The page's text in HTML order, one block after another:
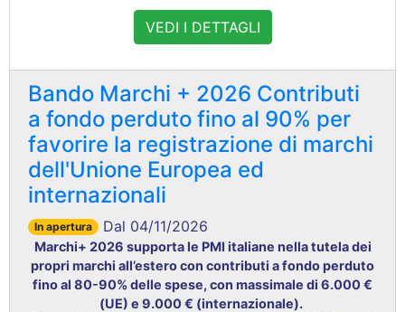
VEDI I DETTAGLI
Bando Marchi + 2026 Contributi
a fondo perduto fino al 90% per
favorire la registrazione di marchi
dell'Unione Europea ed
internazionali
In apertura Dal 04/11/2026
Marchi+ 2026 supporta le PMI italiane nella tutela dei
propri marchi all’estero con contributi a fondo perduto
fino al 80-90% delle spese, con massimale di 6.000 €
(UE) e 9.000 € (internazionale).